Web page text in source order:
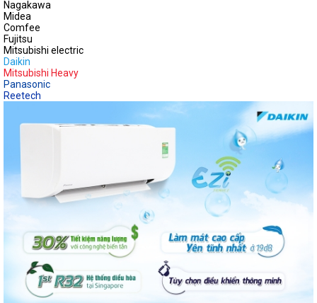
Nagakawa
Midea
Comfee
Fujitsu
Mitsubishi electric
Daikin
Mitsubishi Heavy
Panasonic
Reetech